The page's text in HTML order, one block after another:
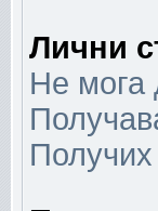
Лични
Не мога